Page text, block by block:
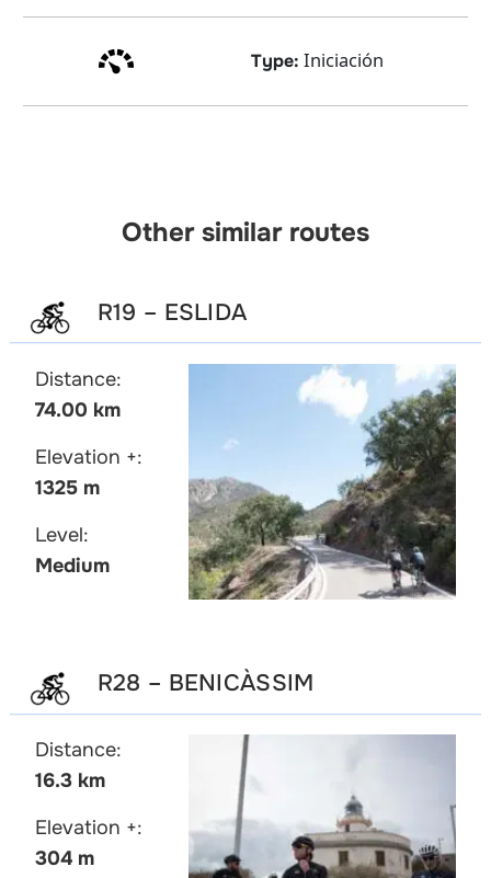
Type: Iniciación
Other similar routes
R19 – ESLIDA
Distance:
74.00 km
Elevation +:
1325 m
Level:
Medium
R28 – BENICÀSSIM
Distance:
16.3 km
Elevation +:
304 m